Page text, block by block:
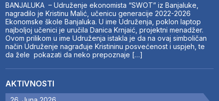
BANJALUKA – Udruženje ekonomista “SWOT” iz Banjaluke,
nagradilo je Kristinu Malić, učenicu generacije 2022-2026
Ekonomske škole Banjaluka. U ime Udruženja, poklon laptop
najboljoj učenici je uručila Danica Krnjaić, projektni menadžer.
Ovom prilikom u ime Udruženja istakla je da na ovaj simboličan
način Udruženje nagrađuje Kristininu posvećenost i uspjeh, te
da žele pokazati da neko prepoznaje […]
AKTIVNOSTI